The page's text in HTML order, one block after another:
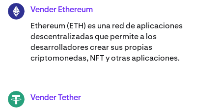
ETH Vender Ethereum
Ethereum (ETH) es una red de aplicaciones
descentralizadas que permite a los
desarrolladores crear sus propias
criptomonedas, NFT y otras aplicaciones.
USDT Vender Tether